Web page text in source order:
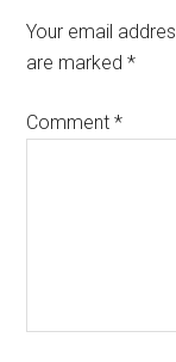
Your email
are marked*
Comment*